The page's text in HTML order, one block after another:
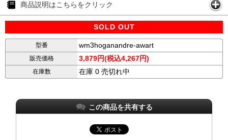
商品説明はこちらをクリック
SOLD OUT
型番 wm3hoganandre-awart
販売価格 3,879円(税込4,267円)
在庫数 在庫 0 売切れ中
この商品を共有する